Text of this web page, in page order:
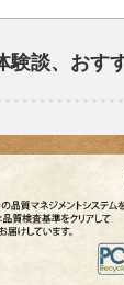
験談、おす